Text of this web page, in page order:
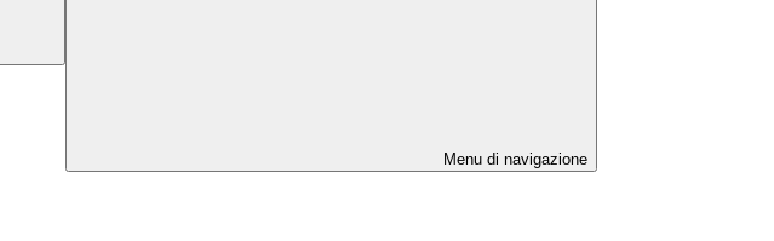
Menu di navigazione